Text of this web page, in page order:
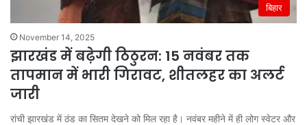
बिहार
November 14, 2025
झारखंड में बढ़ेगी ठिठुरन: 15 नवंबर तक
तापमान में भारी गिरावट, शीतलहर का अलर्ट
जारी
रांची झारखंड में ठंड का सितम देखने को मिल रहा है। नवंबर महीने में ही लोग स्वेटर और